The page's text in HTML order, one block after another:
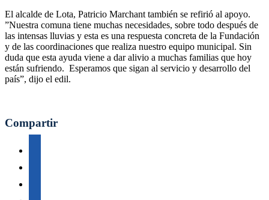
El alcalde de Lota, Patricio Marchant también se refirió al apoyo.
”Nuestra comuna tiene muchas necesidades, sobre todo después de
las intensas lluvias y esta es una respuesta concreta de la Fundación
y de las coordinaciones que realiza nuestro equipo municipal. Sin
duda que esta ayuda viene a dar alivio a muchas familias que hoy
están sufriendo. Esperamos que sigan al servicio y desarrollo del
país”, dijo el edil.
Compartir